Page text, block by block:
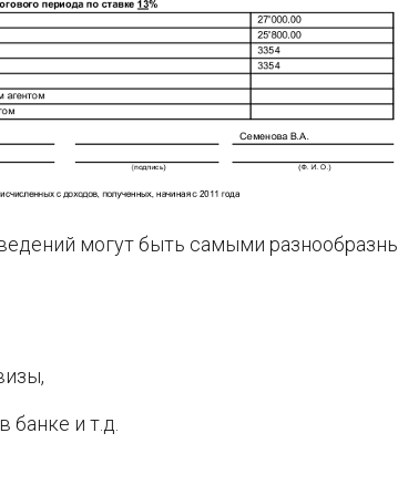
могут быть самыми
и т.д.